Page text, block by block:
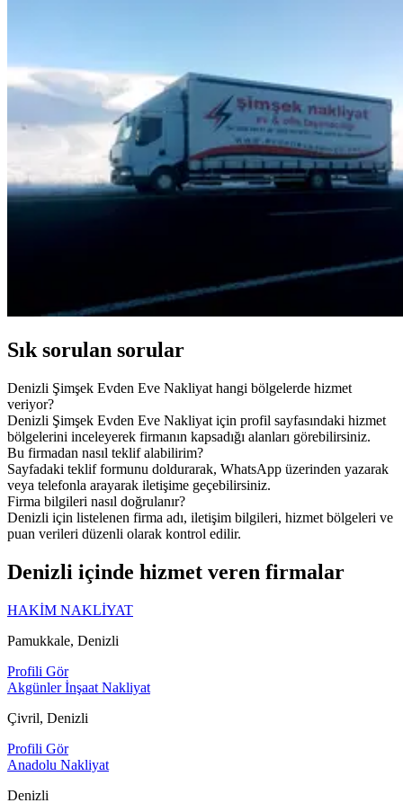
Sık sorulan sorular
Denizli Şimşek Evden Eve Nakliyat hangi bölgelerde hizmet
veriyor?
Denizli Şimşek Evden Eve Nakliyat için profil sayfasındaki hizmet
bölgelerini inceleyerek firmanın kapsadığı alanları görebilirsiniz.
Bu firmadan nasıl teklif alabilirim?
Sayfadaki teklif formunu doldurarak, WhatsApp üzerinden yazarak
veya telefonla arayarak iletişime geçebilirsiniz.
Firma bilgileri nasıl doğrulanır?
Denizli için listelenen firma adı, iletişim bilgileri, hizmet bölgeleri ve
puan verileri düzenli olarak kontrol edilir.
Denizli içinde hizmet veren firmalar
HAKİM NAKLİYAT
Pamukkale, Denizli
Profili Gör
Akgünler İnşaat Nakliyat
Çivril, Denizli
Profili Gör
Anadolu Nakliyat
Denizli